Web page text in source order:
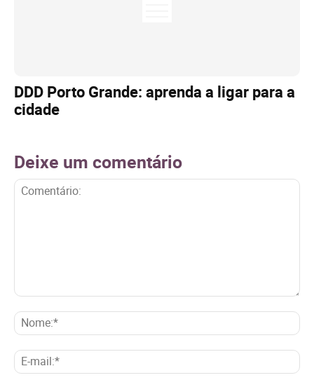
DDD Porto Grande: aprenda a ligar para a
cidade
Deixe um comentário
E-